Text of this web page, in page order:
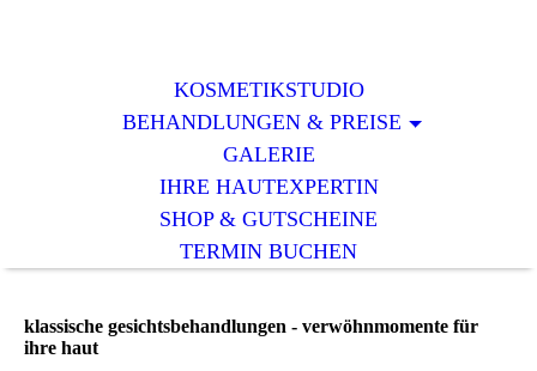
KOSMETIKSTUDIO
BEHANDLUNGEN & PREISE
GALERIE
IHRE HAUTEXPERTIN
SHOP & GUTSCHEINE
TERMIN BUCHEN
klassische gesichtsbehandlungen - verwöhnmomente für
ihre haut